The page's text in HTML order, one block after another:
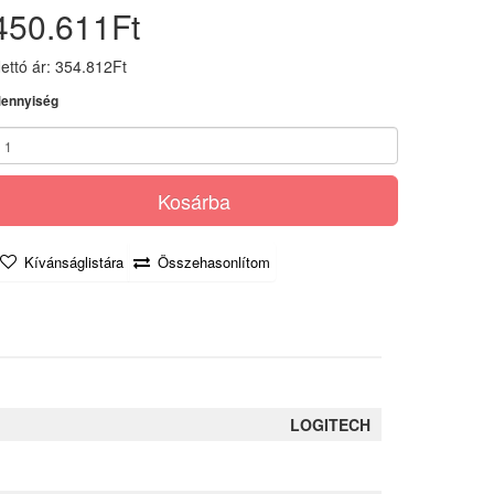
ár: 354.812Ft
Kosárba
Kívánságlistára Összehasonlítom
LOGITECH